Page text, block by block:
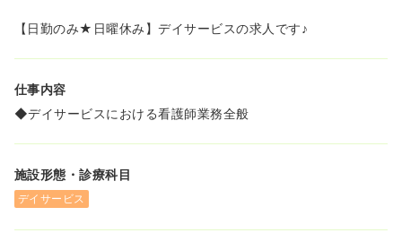
【日勤のみ★日曜休み】デイサービスの求人です♪
仕事内容
◆デイサービスにおける看護師業務全般
施設形態・診療科目
デイサービス